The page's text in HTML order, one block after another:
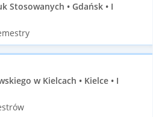
Stosowanych • Gdańsk • I
w Kielcach • Kielce • I